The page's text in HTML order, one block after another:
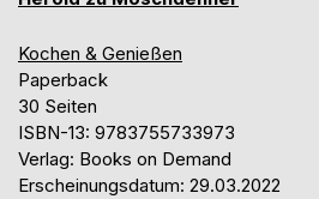
Kochen & Genießen
Paperback
30 Seiten
ISBN-13: 9783755733973
Verlag: Books on Demand
Erscheinungsdatum: 29.03.2022